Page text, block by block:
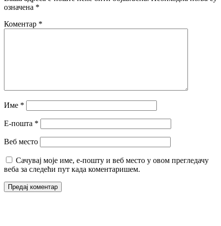
означена *
Коментар *
Име *
Е-пошта *
Веб место
Сачувај моје име, е-пошту и веб место у овом прегледачу
веба за следећи пут када коментаришем.